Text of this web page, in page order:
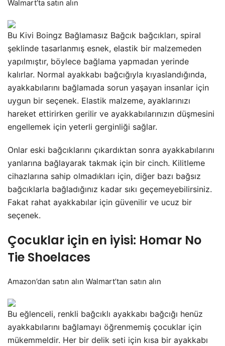
Walmart’ta satın alın
Bu Kivi Boingz Bağlamasız Bağcık bağcıkları, spiral
şeklinde tasarlanmış esnek, elastik bir malzemeden
yapılmıştır, böylece bağlama yapmadan yerinde
kalırlar. Normal ayakkabı bağcığıyla kıyaslandığında,
ayakkabılarını bağlamada sorun yaşayan insanlar için
uygun bir seçenek. Elastik malzeme, ayaklarınızı
hareket ettirirken gerilir ve ayakkabılarınızın düşmesini
engellemek için yeterli gerginliği sağlar.
Onlar eski bağcıklarını çıkardıktan sonra ayakkabılarını
yanlarına bağlayarak takmak için bir cinch. Kilitleme
cihazlarına sahip olmadıkları için, diğer bazı bağsız
bağcıklarla bağladığınız kadar sıkı geçemeyebilirsiniz.
Fakat rahat ayakkabılar için güvenilir ve ucuz bir
seçenek.
Çocuklar için en iyisi: Homar No
Tie Shoelaces
Amazon’dan satın alın Walmart’tan satın alın
Bu eğlenceli, renkli bağcıklı ayakkabı bağcığı henüz
ayakkabılarını bağlamayı öğrenmemiş çocuklar için
mükemmeldir. Her bir delik seti için kısa bir ayakkabı